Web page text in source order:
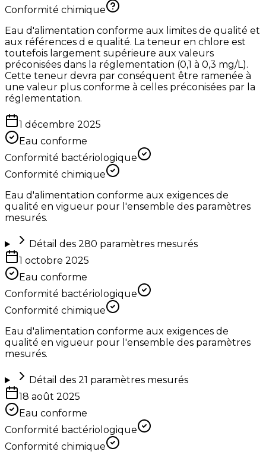
Conformité chimique
Eau d'alimentation conforme aux limites de qualité et
aux références d e qualité. La teneur en chlore est
toutefois largement supérieure aux valeurs
préconisées dans la réglementation (0,1 à 0,3 mg/L).
Cette teneur devra par conséquent être ramenée à
une valeur plus conforme à celles préconisées par la
réglementation.
1 décembre 2025
Eau conforme
Conformité bactériologique
Conformité chimique
Eau d'alimentation conforme aux exigences de
qualité en vigueur pour l'ensemble des paramètres
mesurés.
Détail des 280 paramètres mesurés
1 octobre 2025
Eau conforme
Conformité bactériologique
Conformité chimique
Eau d'alimentation conforme aux exigences de
qualité en vigueur pour l'ensemble des paramètres
mesurés.
Détail des 21 paramètres mesurés
18 août 2025
Eau conforme
Conformité bactériologique
Conformité chimique